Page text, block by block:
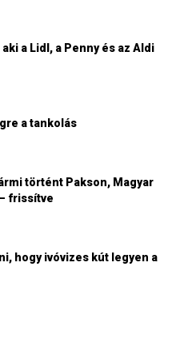
a Lidl, a Penny és az Aldi
a tankolás
történt Pakson, Magyar
frissítve
hogy ivóvizes kút legyen a